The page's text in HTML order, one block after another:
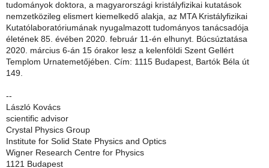
tudományok doktora, a magyarországi kristályfizikai kutatások
nemzetközileg elismert kiemelkedő alakja, az MTA Kristályfizikai
Kutatólaboratóriumának nyugalmazott tudományos tanácsadója
életének 85. évében 2020. február 11-én elhunyt. Búcsúztatása
2020. március 6-án 15 órakor lesz a kelenföldi Szent Gellért
Templom Urnatemetőjében. Cím: 1115 Budapest, Bartók Béla út
149.
--
László Kovács
scientific advisor
Crystal Physics Group
Institute for Solid State Physics and Optics
Wigner Research Centre for Physics
1121 Budapest